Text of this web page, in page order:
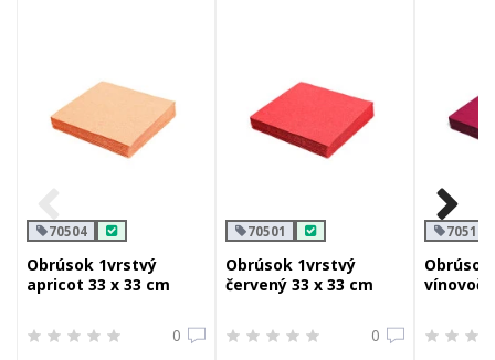
70504
Obrúsok 1vrstvý
apricot 33 x 33 cm
0
70501
Obrúsok 1vrstvý
červený 33 x 33 cm
0
70514